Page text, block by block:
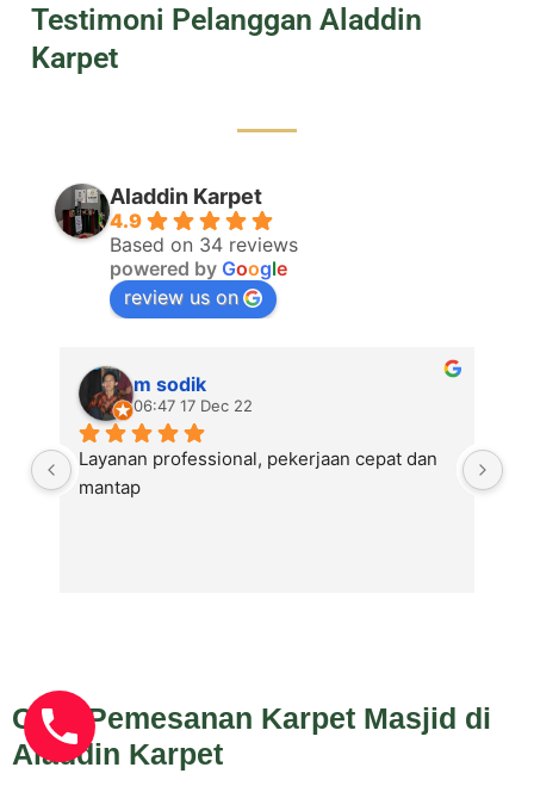
Testimoni Pelanggan Aladdin
Karpet
Aladdin Karpet
4.9
Based on 34 reviews
powered by Google
review us on
m sodik
06:47 17 Dec 22
Layanan professional, pekerjaan cepat dan
mantap
Cara Pemesanan Karpet Masjid di
Aladdin Karpet